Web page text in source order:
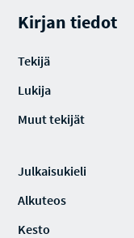
Kirjan tiedot
Tekijä
Lukija
Muut tekijät
Julkaisukieli
Alkuteos
Kesto